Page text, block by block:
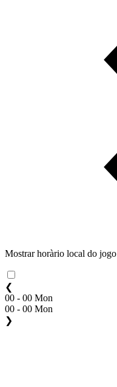
Mostrar horàrio local do jogo
❮
00 - 00 Mon
00 - 00 Mon
❯